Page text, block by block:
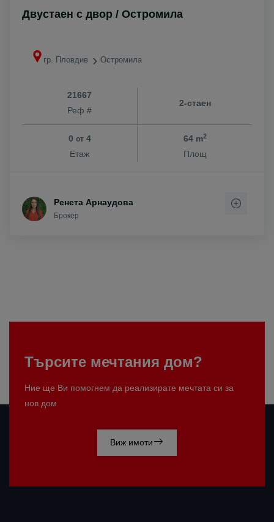
Двустаен с двор / Остромила
гр. Пловдив Остромила
21667
Реф #
2-стаен
0 от4
Етаж
64 m2
Площ
Ренета Арнаудова
Брокер
Търсите мечтания дом?
Ние ще Ви помогнем да реализирате мечтата си за
нов дом
Виж имоти